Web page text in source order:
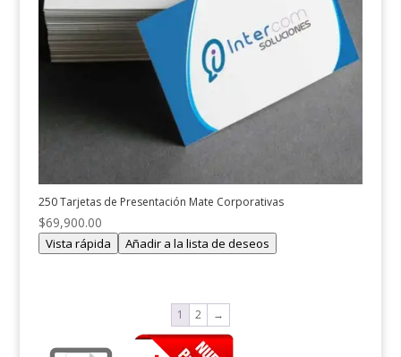
250 Tarjetas de Presentación Mate Corporativas
$69,900.00
Vista rápida Añadir a la lista de deseos
1 2 →